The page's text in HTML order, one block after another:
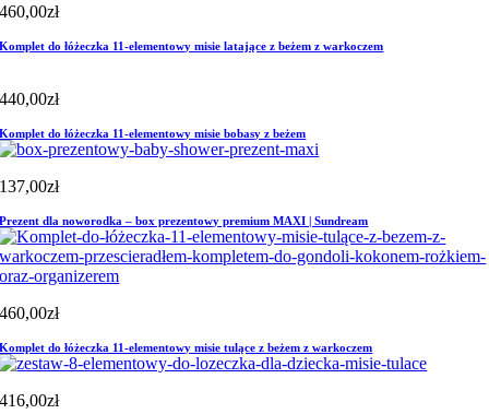
460,00zł
Komplet do łóżeczka 11-elementowy misie latające z beżem z warkoczem
440,00zł
Komplet do łóżeczka 11-elementowy misie bobasy z beżem
137,00zł
Prezent dla noworodka – box prezentowy premium MAXI | Sundream
460,00zł
Komplet do łóżeczka 11-elementowy misie tulące z beżem z warkoczem
416,00zł